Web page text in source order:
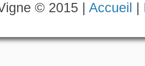
© 2015 | Accueil